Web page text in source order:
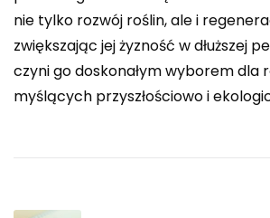
nie tylko rozwój roślin, ale i
zwiększając jej żyzność w dłuższej
czyni go doskonałym wyborem dla
myślących przyszłościowo i